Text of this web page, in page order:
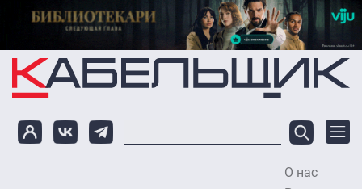
Перейти к основному содержанию
О нас